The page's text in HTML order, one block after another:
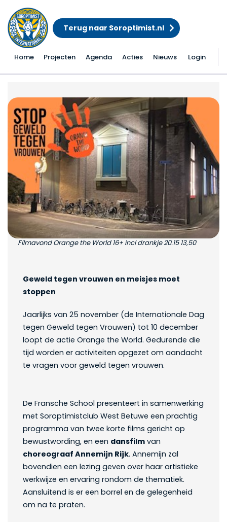
Terug naar Soroptimist.nl
Home Projecten Agenda Acties Nieuws Login
Filmavond Orange
Filmavond Orange the World 16+ incl drankje 20.15 13,50
Geweld tegen vrouwen en meisjes moet
stoppen
Jaarlijks van 25 november (de Internationale Dag
tegen Geweld tegen Vrouwen) tot 10 december
loopt de actie Orange the World. Gedurende die
tijd worden er activiteiten opgezet om aandacht
te vragen voor geweld tegen vrouwen.
De Fransche School presenteert in samenwerking
met Soroptimistclub West Betuwe een prachtig
programma van twee korte films gericht op
bewustwording, en een dansfilm van
choreograaf Annemijn Rijk. Annemijn zal
bovendien een lezing geven over haar artistieke
werkwijze en ervaring rondom de thematiek.
Aansluitend is er een borrel en de gelegenheid
om na te praten.